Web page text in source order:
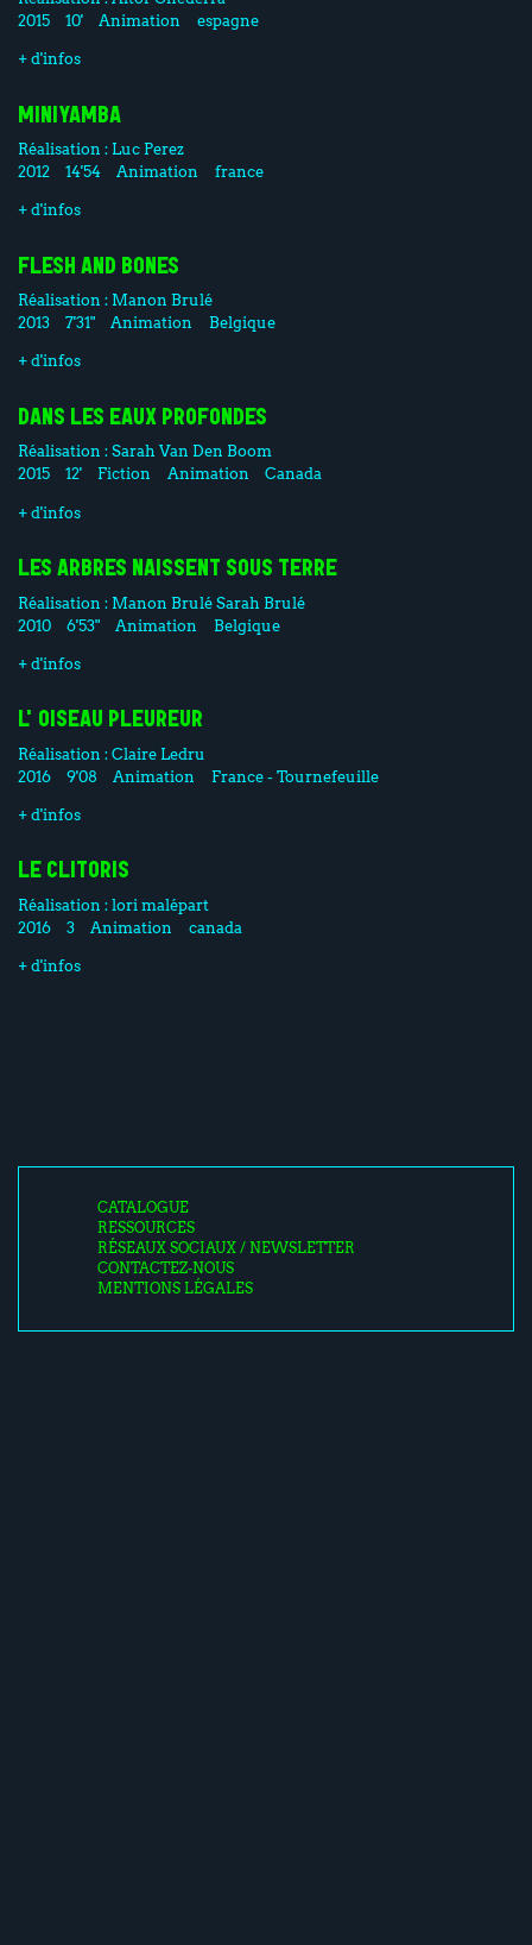
2015
10' Animation espagne
+ d'infos
MINIYAMBA
Réalisation : Luc Perez
2012
14'54 Animation france
+ d'infos
FLESH AND BONES
Réalisation : Manon Brulé
2013
7'31" Animation Belgique
+ d'infos
DANS LES EAUX PROFONDES
Réalisation :Sarah Van Den Boom
2015
12' Fiction Animation Canada
+ d'infos
LES ARBRES NAISSENT SOUS TERRE
Réalisation : Manon BruléSarah Brulé
2010
6'53" Animation Belgique
+ d'infos
L'OISEAU PLEUREUR
Réalisation :Claire Ledru
2016
9'08 Animation France - Tournefeuille
+ d'infos
LE CLITORIS
Réalisation :lori malépart
2016
3 Animation canada
+ d'infos
CATALOGUE
RESSOURCES
RÉSEAUX SOCIAUX / NEWSLETTER
CONTACTEZ-NOUS
MENTIONS LÉGALES